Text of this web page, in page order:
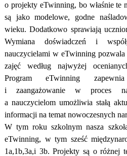
o projekty eTwinning, bo właśnie te
są jako modelowe, godne
wieku. Dodatkowo sprawiają
Wymiana doświadczeń i
nauczycielami w eTwinning
zajęć według najwyżej
Program eTwinning
i zaangażowanie w proces
a nauczycielom umożliwia stałą
informacji na temat nowoczesnych
W tym roku szkolnym nasza
eTwinning, w tym sześć
1a,1b,3a,i 3b. Projekty są o różnej